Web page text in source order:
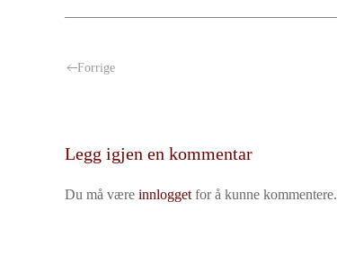
Forrige
Legg igjen en kommentar
Du må være innlogget for å kunne kommentere.